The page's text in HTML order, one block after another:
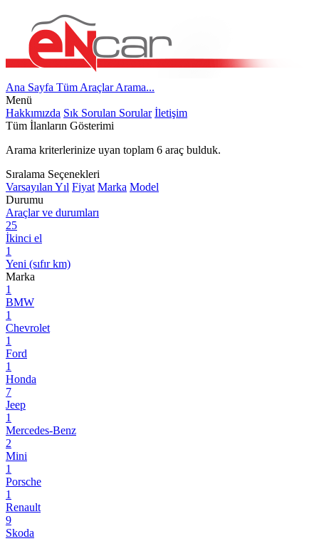
Ana Sayfa Tüm AraçlarArama...
Menü
Hakkımızda Sık Sorulan Sorular İletişim
Tüm İlanların Gösterimi
Arama kriterlerinize uyan toplam 6 araç bulduk.
Sıralama Seçenekleri
Varsayılan Yıl Fiyat Marka Model
Durumu
Araçlar ve durumları
25
İkinci el
1
Yeni (sıfır km)
Marka
1
BMW
1
Chevrolet
1
Ford
1
Honda
7
Jeep
1
Mercedes-Benz
2
Mini
1
Porsche
1
Renault
9
Skoda